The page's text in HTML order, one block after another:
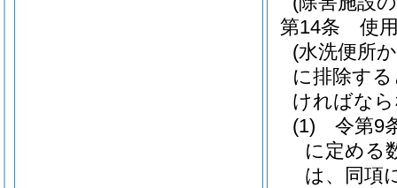
第14条
使
(水洗便所
に排除す
ければな
(1)
令第9
に定める
は、同項